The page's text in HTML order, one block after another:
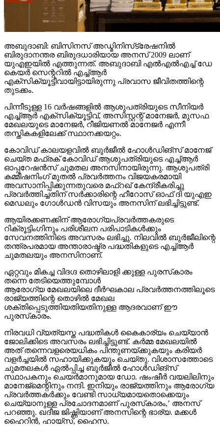
അബുദാബി: ബിസിനസ് അഡ്മിനിസ്‌ട്രേഷനില്‍
ബിരുദാനന്തര ബിരുദധാരിയായ അനസ് 2009 ലാണ്
യുഎഇയില്‍ എത്തുന്നത്. അബുദാബി എല്‍എല്‍എച്ച് ഡേ
കെയര്‍ സെന്ററില്‍ എച്ച്ആര്‍
എക്‌സിക്യൂട്ടീവായിട്ടായിരുന്നു പ്രവാസ ജീവിതത്തിന്റെ
തുടക്കം.
പിന്നീടുള്ള 16 വര്‍ഷങ്ങളില്‍ ആശുപത്രിയുടെ സീനിയര്‍
എച്ച്ആര്‍ എക്‌സിക്യൂട്ടിവ്, അസിസ്റ്റന്റ് മാനേജര്‍, മുസഫ
മേഖലയുടെ മാനേജര്‍, റീജിയണല്‍ മാനേജര്‍ എന്നീ
തസ്തികകളിലേക്ക് സ്ഥാനക്കയറ്റം.
കോവിഡ് കാലയളവില്‍ ബുര്‍ജീല്‍ ഹോള്‍ഡിങ്സ് മാനേജ്
ചെയ്ത മഫ്രക് കോവിഡ് ആശുപത്രിയുടെ എച്ച്ആര്‍
ഓപ്പറേഷന്‍സ് ചുമതല അനസിനായിരുന്നു. ആശുപത്രി
കമ്മീഷനിംഗ് മുതല്‍ പ്രവര്‍ത്തനം വിജയകരമായി
അവസാനിപ്പിക്കുന്നതുവരെ മഫ്‌റഖ് കേന്ദ്രീകരിച്ചു
പ്രവര്‍ത്തിച്ചതിന് സര്‍ക്കാരിന്റെ ഹീറോസ് ഓഫ് ദി യുഎഇ
മെഡലും ഗോള്‍ഡന്‍ വിസയും അനസിന് ലഭിച്ചിട്ടുണ്ട്.
ആയിരക്കണക്കിന് ആരോഗ്യപ്രവര്‍ത്തകരുടെ
റിക്രൂട്ടിംഗിനും പരിശീലന പരിപാടികള്‍ക്കും
സേവനത്തിനിടെ അവസരം ലഭിച്ചു. നിലവില്‍ ബുര്‍ജീലിന്റെ
തന്ത്രപരമായ അന്താരാഷ്ട്ര പദ്ധതികളുടെ എച്ച്ആര്‍
ചുമതലയും അനസിനാണ്.
ഏറ്റവും മികച്ച വിദഗ്ദ തൊഴിലാളി ക്കുള്ള പുരസ്‌കാരം
തന്നെ തേടിയെത്തുമ്പോൾ
ആരോഗ്യ മേഖലയിലെ ദീര്‍ഘകാല പ്രവര്‍ത്തനത്തിലൂടെ
രാജ്യത്തിന്റെ തൊഴില്‍ മേഖല
ശക്തിപ്പെടുത്തിയതിയതിനുള്ള ആദരവാണ് ഈ
പുരസ്‌കാരം.
നിരവധി വ്യത്യസ്ത പദ്ധതികള്‍ കൈകാര്യം ചെയ്യാന്‍
ജോലിക്കിടെ അവസരം ലഭിച്ചിട്ടുണ്ട്. കര്‍മ്മ മേഖലയില്‍
അത് തന്നെവളരെയധികം പിന്തുണയ്ക്കുകയും കരിയര്‍
വളര്‍ച്ചയില്‍ സഹായിക്കുകയും ചെയ്തു. വിശാസത്തോടെ
ചുമതലകള്‍ ഏല്‍പ്പിച്ച ബുര്‍ജീല്‍ ഹോള്‍ഡിങ്സ്
സ്ഥാപകനും ചെയര്‍മാനുമായ ഡോ. ഷംഷീര്‍ വയലിലിനും
മാനേജ്മെന്റിനും നന്ദി. ഇനിയും രാജ്യത്തിനും ആരോഗ്യ
പ്രവര്‍ത്തകര്‍ക്കും വേണ്ടി സാധ്യമായതൊക്കെയും
ചെയ്യാനുള്ള പ്രചോദനമാണ് പുരസ്‌കാരം,’ അനസ്
പറഞ്ഞു. ഖദീജ ജിഷ്ണിയാണ് അനസിന്റെ ഭാര്യ. മക്കള്‍
ഹൈറിന്‍, ഹായ്സ്, ഹൈസ.